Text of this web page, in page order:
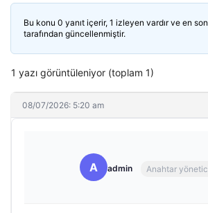
Bu konu 0 yanıt içerir, 1 izleyen vardır ve en son
tarafından güncellenmiştir.
1 yazı görüntüleniyor (toplam 1)
08/07/2026: 5:20 am
A admin Anahtar